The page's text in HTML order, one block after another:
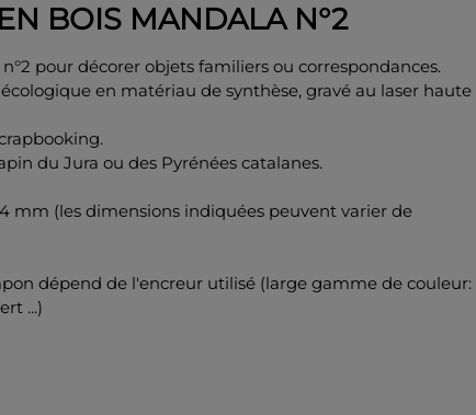
BOIS MANDALA N°2
pour décorer objets familiers ou correspondances.
en matériau de synthèse, gravé au laser haute
du Jura ou des Pyrénées catalanes.
mm (les dimensions indiquées peuvent varier de
dépend de l'encreur utilisé (large gamme de couleur:
...)